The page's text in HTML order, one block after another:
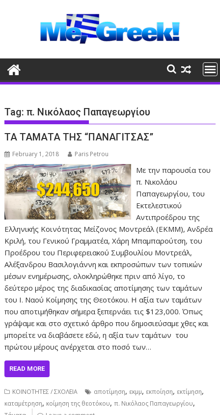
Tag:π. Νικόλαος Παπαγεωργίου
ΤΑ ΤΑΜΑΤΑ ΤΗΣ “ΠΑΝΑΓΙΤΣΑΣ”
February 1, 2018 Paris Petrou
Με την παρουσία του
π. Νικολάου
Παπαγεωργίου, του
Εκτελεστικού
Αντιπροέδρου της
Ελληνικής Κοινότητας Μείζονος Μοντρεάλ (ΕΚΜΜ), Ανδρέα
Κριλή, του Γενικού Γραμματέα, Χάρη Μπαμπαρούτση, του
Προέδρου του Περιφερειακού Συμβουλίου Μοντρεάλ,
Αλέξανδρου Βασιλογιάννη και εκπροσώπων των τοπικών
μέσων ενημέρωσης, ολοκληρώθηκε πριν από λίγο, το
δεύτερο μέρος της διαδικασίας αποτίμησης των ταμάτων
του Ι. Ναού Κοίμησης της Θεοτόκου. Η αξία των ταμάτων
που αποτιμήθηκαν σήμερα ξεπερνάει τις $123,000. Όπως
γράψαμε και στο σχετικό άρθρο που δημοσιεύσαμε χθες και
μπορείτε να διαβάσετε εδώ, η αξία των ταμάτων του
πρώτου μέρους ανέρχεται στο ποσό των…
READ MORE
ΚΟΙΝΟΤΗΤΕΣ / ΣΧΟΛΕΙΑ αποτίμηση, εκμμ, εκποίηση, εκτίμηση,
καταμέτρηση, κοίμηση της θεοτόκου,π. Νικόλαος Παπαγεωργίου,